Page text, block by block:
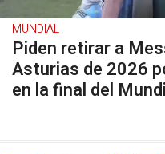
MUNDIAL
Piden retirar a
Asturias de 2026
en la final del